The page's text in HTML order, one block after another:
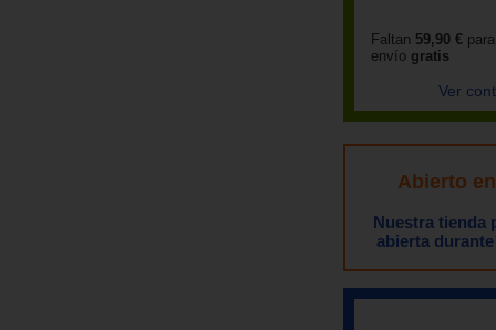
Faltan 59,90 €
envío gratis
Ver
Abierto
Nuestra tienda
abierta